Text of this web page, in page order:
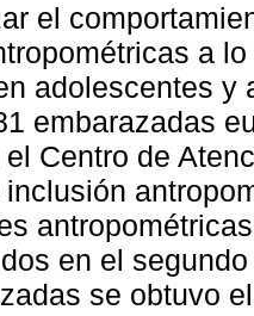
el
a
adolescentes y
embarazadas
Centro de
en el
se obtuvo